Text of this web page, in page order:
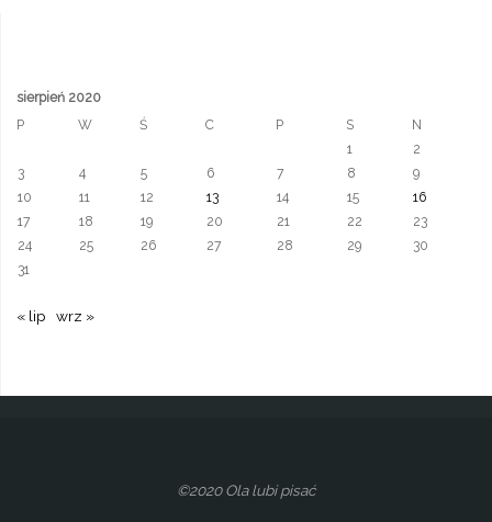
sierpień 2020
P
W Ś C P S
N
1
2
3
4 5 6 7 8
9
10
11 12 13 14 15
16
17
18 19 20 21 22
23
24
25 26 27 28 29
30
31
« lip wrz »
©2020 Ola lubi pisać